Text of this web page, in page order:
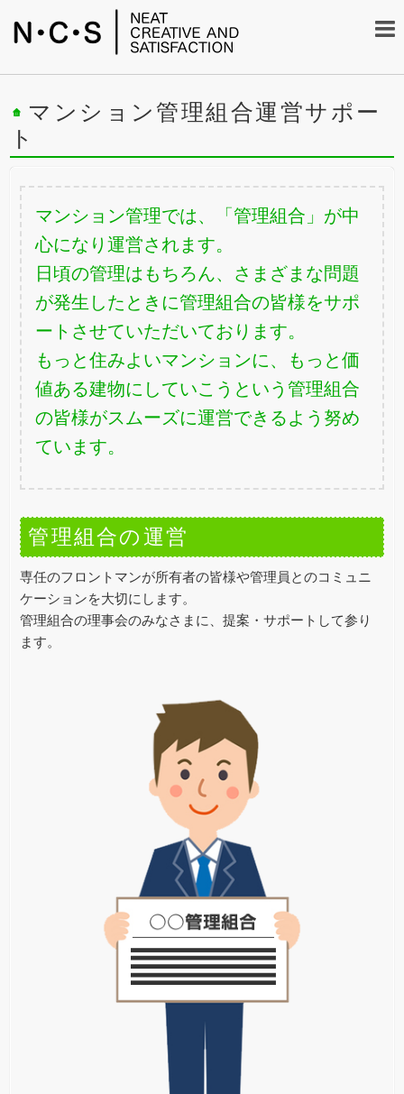
マンション管理組合運営サポー
ト
マンション管理では、「管理組合」が中
心になり運営されます。
日頃の管理はもちろん、さまざまな問題
が発生したときに管理組合の皆様をサポ
ートさせていただいております。
もっと住みよいマンションに、もっと価
値ある建物にしていこうという管理組合
の皆様がスムーズに運営できるよう努め
ています。
管理組合の運営
専任のフロントマンが所有者の皆様や管理員とのコミュニ
ケーションを大切にします。
管理組合の理事会のみなさまに、提案・サポートして参り
ます。